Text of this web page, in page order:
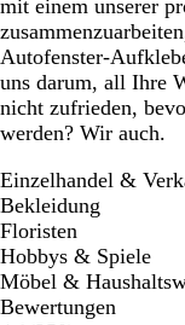
mit einem unserer
Autofenster-
uns darum, all Ihre
nicht zufrieden,
werden? Wir auch.
Einzelhandel &
Bekleidung
Floristen
Hobbys & Spiele
Möbel &
Bewertungen